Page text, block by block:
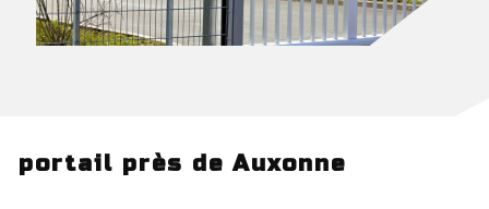
portail près de Auxonne